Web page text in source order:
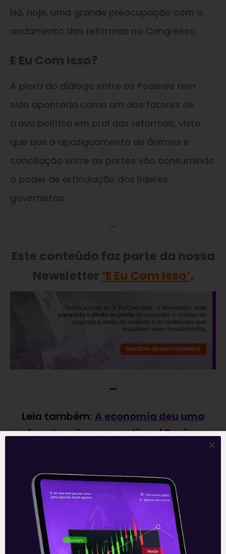
Há, hoje, uma grande preocupação com o
andamento das reformas no Congresso.
E Eu Com Isso?
A piora do diálogo entre os Poderes tem
sido apontada como um dos fatores de
trava política em prol das reformas, visto
que que o apaziguamento de ânimos e
conciliação entre as partes vão consumindo
o poder de articulação dos líderes
governistas.
—
Este conteúdo faz parte da nossa
Newsletter ‘E Eu Com Isso’.
—
Leia também: A economia deu uma
freada, não sem motivos | Denise
Acompanhe nossas Redes Sociais!
O conteúdo foi útil para você? Compartilhe!